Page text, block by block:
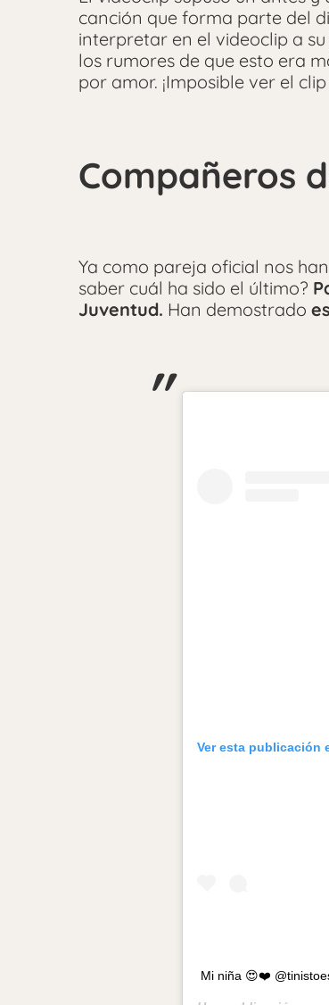
canción que forma parte del
interpretar en el videoclip a su
los rumores de que esto era
por amor. ¡Imposible ver el
Compañeros
Ya como pareja oficial nos
saber cuál ha sido el último?
Juventud. Han demostrado
Ver esta publicación
Mi niña 😍❤️